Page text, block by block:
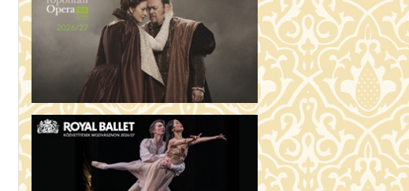
15:30 Díszterem
ODÜSSZEIA (16)
JEGYVÁSÁRLÁS
16:00 Törőcsik Mari terem
TALÁLKOZÁS A BUDDHÁVAL (12)
JEGYVÁSÁRLÁS
17:00 Fábri terem
MOMO (12)
17:00 Csortos terem
ARGENTIN TÖRTÉNETEK (16)
19:00 Fábri terem
AZ ÖRDÖG PRADÁT VISEL 2. (12)